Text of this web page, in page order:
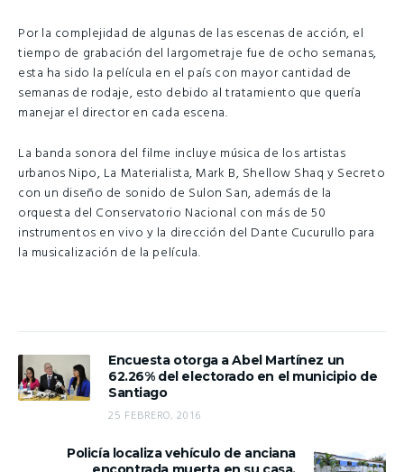
Por la complejidad de algunas de las escenas de acción, el
tiempo de grabación del largometraje fue de ocho semanas,
esta ha sido la película en el país con mayor cantidad de
semanas de rodaje, esto debido al tratamiento que quería
manejar el director en cada escena.
La banda sonora del filme incluye música de los artistas
urbanos Nipo, La Materialista, Mark B, Shellow Shaq y Secreto
con un diseño de sonido de Sulon San, además de la
orquesta del Conservatorio Nacional con más de 50
instrumentos en vivo y la dirección del Dante Cucurullo para
la musicalización de la película.
Encuesta otorga a Abel Martínez un
62.26% del electorado en el municipio de
Santiago
25 FEBRERO, 2016
Policía localiza vehículo de anciana